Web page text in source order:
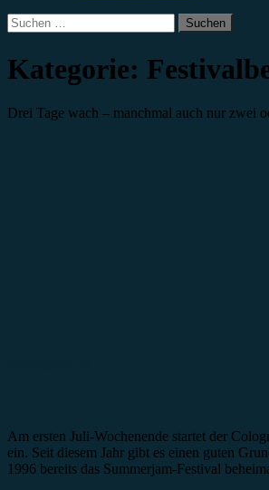
Suchen
nach:
Kategorie:
Drei Tage wach – manchmal auch nur zwei
Am ersten Juli-Wochenende startet der
ein. Seit diesem Jahr gibt es einen guten
1996 bereits das Summerjam-Festival